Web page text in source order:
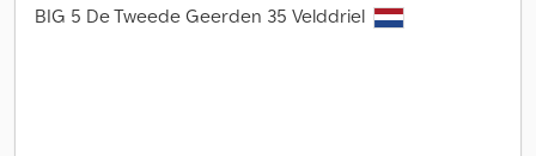
BIG 5 De Tweede Geerden 35 Velddriel